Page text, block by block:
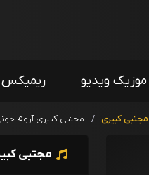
موزیک ویدیو ریمیکس
مجتبی کبیری / مجتبی کبیری آروم
مجتبی